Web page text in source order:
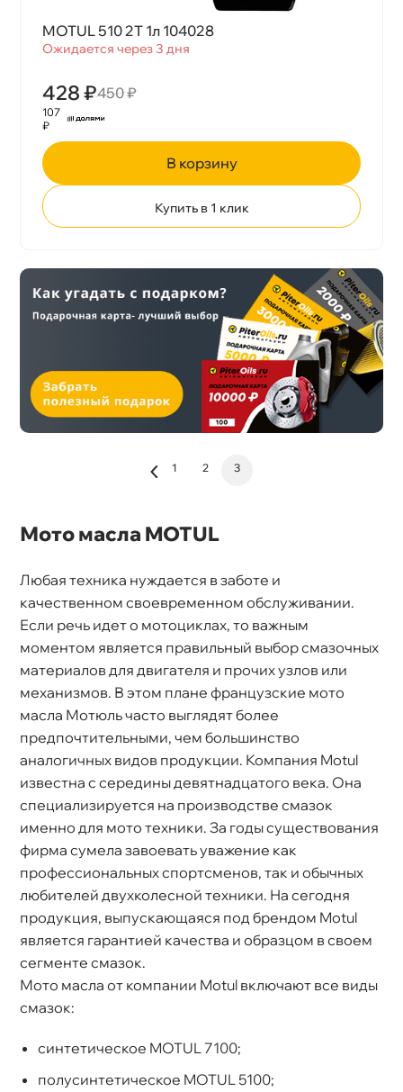
MOTUL 510 2T 1л 104028
Ожидается через 3 дня
428 ₽450 ₽
107
₽
корзину
Купить в 1 клик
1 2 3
Мото масла MOTUL
Любая техника нуждается в заботе и
качественном своевременном обслуживании.
Если речь идет о мотоциклах, то важным
моментом является правильный выбор смазочных
материалов для двигателя и прочих узлов или
механизмов. В этом плане французские мото
масла Мотюль часто выглядят более
предпочтительными, чем большинство
аналогичных видов продукции. Компания Motul
известна с середины девятнадцатого века. Она
специализируется на производстве смазок
именно для мото техники. За годы существования
фирма сумела завоевать уважение как
профессиональных спортсменов, так и обычных
любителей двухколесной техники. На сегодня
продукция, выпускающаяся под брендом Motul
является гарантией качества и образцом в своем
сегменте смазок.
Мото масла от компании Motul включают все виды
смазок:
синтетическое MOTUL 7100;
полусинтетическое MOTUL 5100;